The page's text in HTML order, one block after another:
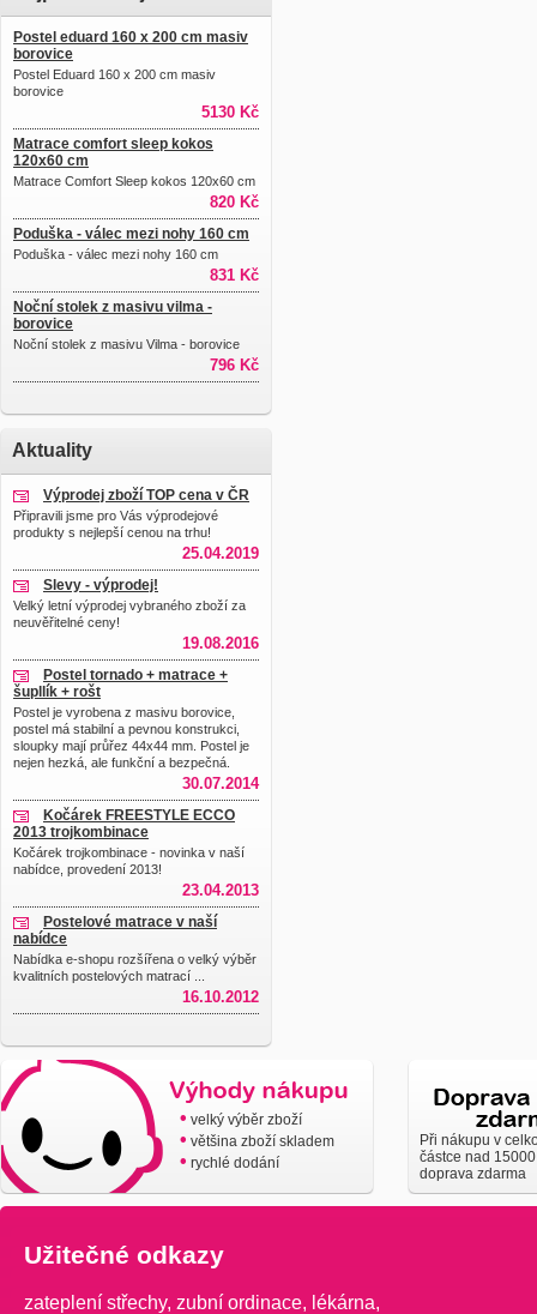
Postel eduard 160 x 200 cm masiv
borovice
Postel Eduard 160 x 200 cm masiv
borovice
5130 Kč
Matrace comfort sleep kokos
120x60 cm
Matrace Comfort Sleep kokos 120x60 cm
820 Kč
Poduška - válec mezi nohy 160 cm
Poduška - válec mezi nohy 160 cm
831 Kč
Noční stolek z masivu vilma -
borovice
Noční stolek z masivu Vilma - borovice
796 Kč
Aktuality
Výprodej zboží TOP cena v ČR
Připravili jsme pro Vás výprodejové
produkty s nejlepší cenou na trhu!
25.04.2019
Slevy - výprodej!
Velký letní výprodej vybraného zboží za
neuvěřitelné ceny!
19.08.2016
Postel tornado + matrace +
šupllík + rošt
Postel je vyrobena z masivu borovice,
postel má stabilní a pevnou konstrukci,
sloupky mají průřez 44x44 mm. Postel je
nejen hezká, ale funkční a bezpečná.
30.07.2014
Kočárek FREESTYLE ECCO
2013 trojkombinace
Kočárek trojkombinace - novinka v naší
nabídce, provedení 2013!
23.04.2013
Postelové matrace v naší
nabídce
Nabídka e-shopu rozšířena o velký výběr
kvalitních postelových matrací ...
16.10.2012
• velký výběr zboží
• většina zboží skladem
• rychlé dodání
Při nákupu v
částce nad
doprava zdarma
Užitečné odkazy
zateplení střechy, zubní ordinace, lékárna,